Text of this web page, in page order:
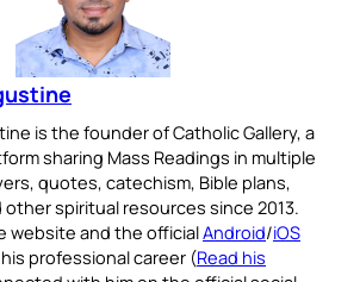
is the founder of Catholic Gallery, a
sharing Mass Readings in multiple
quotes, catechism, Bible plans,
spiritual resources since 2013.
website and the officialAndroid/iOS
professional career (Read his